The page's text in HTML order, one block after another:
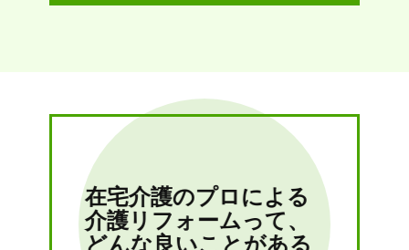
在宅介護のプロによる
介護リフォームって、
どんな良いことがある